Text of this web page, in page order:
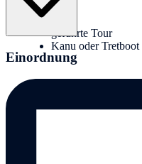
Leistungen:
geführte Tour
Kanu oder Tretboot
Einordnung